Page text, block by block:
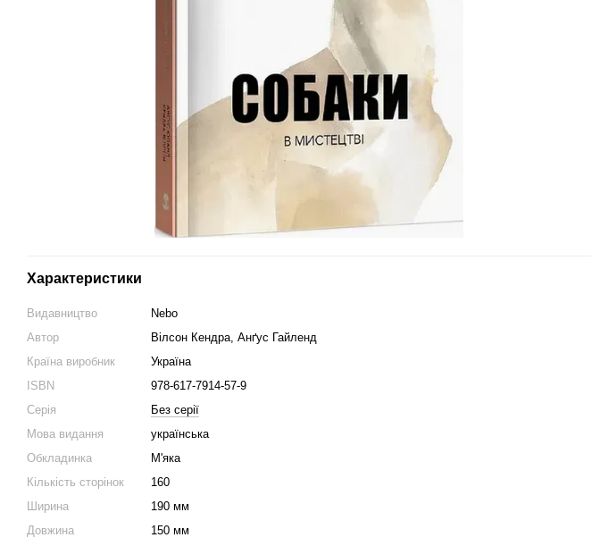
Характеристики
Видавництво
Nebo
Автор
Вілсон Кендра, Анґус Гайленд
Країна виробник
Україна
ISBN
978-617-7914-57-9
Серія
Без серії
Мова видання
українська
Обкладинка
М'яка
Кількість сторінок
160
Ширина
190 мм
Довжина
150 мм